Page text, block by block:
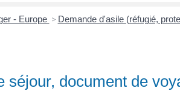
- Europe > Demande d'asile (réfugié,
séjour, document de